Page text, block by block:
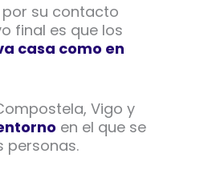
por su contacto
final es que los
casa como en
Vigo y
en el que se
personas.